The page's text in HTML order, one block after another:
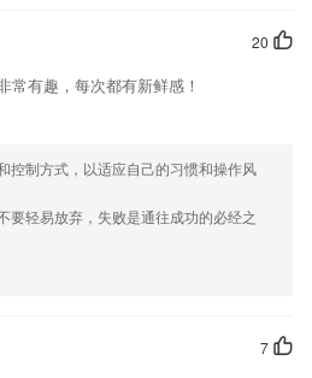
20
常有趣，每次都有新鲜感！
控制方式，以适应自己的习惯和操作风
要轻易放弃，失败是通往成功的必经之
7